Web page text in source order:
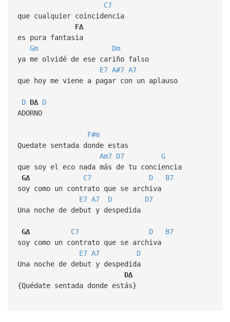
C7
que cualquier coincidencia
F∆
es pura fantasia
Gm
Dm
ya me olvidé de ese cariño falso
E7 A#7 A7
que hoy me viene a pagar con un aplauso
D D∆ D
ADORNO
F#m
Quedate sentada donde estas
Am7 D7
G
que soy el eco nada más de tu conciencia
G∆
C7 D
B7
soy como un contrato que se archiva
E7 A7 D
D7
Una noche de debut y despedida
G∆ C7 D
B7
soy como un contrato que se archiva
E7 A7
D
Una noche de debut y despedida
D∆
{Quédate sentada donde estás}